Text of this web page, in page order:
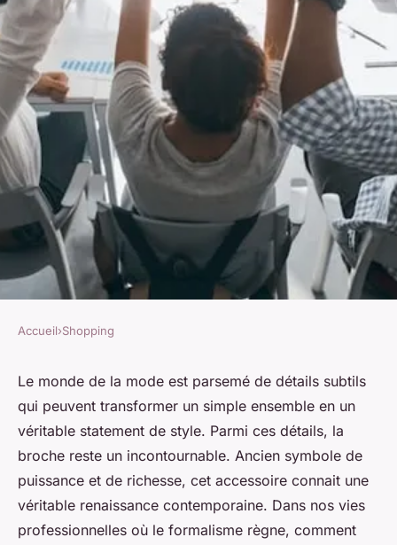
SHOPPING
Comment agrémenter une
tenue de travail avec une
broche contemporaine sans en
faire trop?
Alexandre • 28 mai 2024 •6 min de lecture
Accueil›Shopping
Le monde de la mode est parsemé de détails subtils
qui peuvent transformer un simple ensemble en un
véritable statement de style. Parmi ces détails, la
broche reste un incontournable. Ancien symbole de
puissance et de richesse, cet accessoire connait une
véritable renaissance contemporaine. Dans nos vies
professionnelles où le formalisme règne, comment